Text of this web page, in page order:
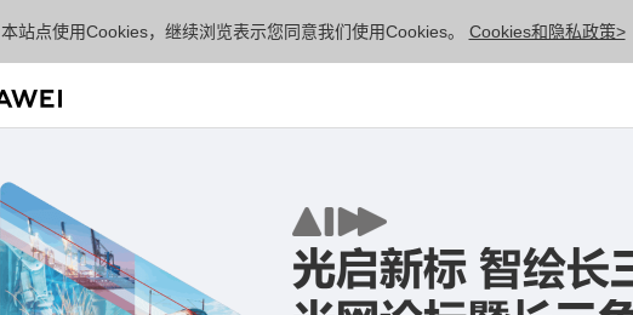
本站点使用Cookies，继续浏览表示您同意我们使用Cookies。 Cookies和隐私政策>